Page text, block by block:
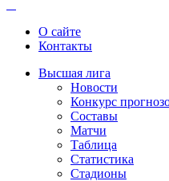
О сайте
Контакты
Высшая лига
Новости
Конкурс
Составы
Матчи
Таблица
Статистика
Стадионы